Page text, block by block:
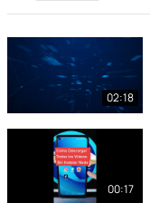
02:18
00:17